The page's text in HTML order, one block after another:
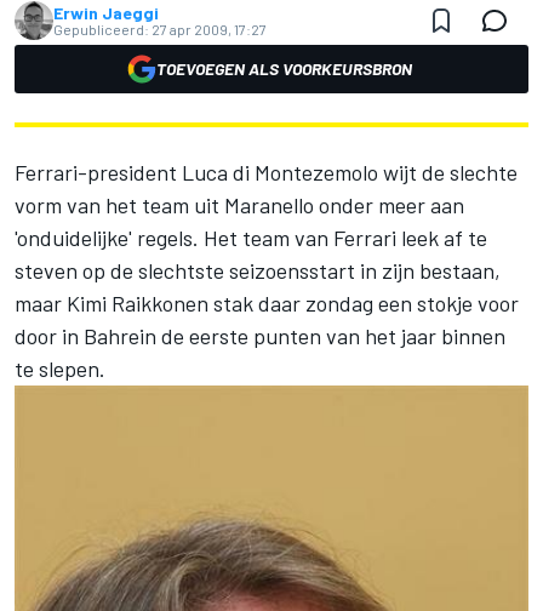
Erwin Jaeggi
Gepubliceerd: 27 apr 2009, 17:27
TOEVOEGEN ALS VOORKEURSBRON
Ferrari-president Luca di Montezemolo wijt de slechte
vorm van het team uit Maranello onder meer aan
'onduidelijke' regels. Het team van Ferrari leek af te
steven op de slechtste seizoensstart in zijn bestaan,
maar Kimi Raikkonen stak daar zondag een stokje voor
door in Bahrein de eerste punten van het jaar binnen
te slepen.